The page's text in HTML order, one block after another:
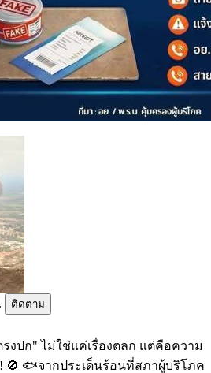
ติดตาม
งปก" ไม่ใช่แค่เรื่องตลก แต่คือความ
🐟จากประเด็นร้อนที่สภาผู้บริโภค